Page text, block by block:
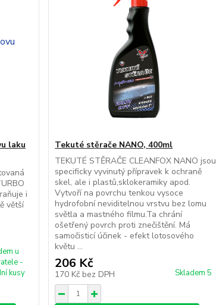
laku
i
větší
u
-
kusy
Tekuté stěrače NANO, 400ml
TEKUTÉ STĚRAČE CLEANFOX NANO jsou
specificky vyvinutý přípravek k ochraně
skel, ale i plastů,sklokeramiky apod.
Vytvoří na povrchu tenkou vysoce
hydrofobní neviditelnou vrstvu bez lomu
světla a mastného filmu.Ta chrání
ošetřený povrch proti znečištění. Má
samočisticí účinek - efekt lotosového
květu ...
206 Kč
170 Kč bez DPH Skladem 5